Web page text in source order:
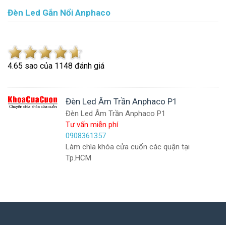
Đèn Led Gắn Nổi Anphaco
4.65 sao của 1148 đánh giá
Đèn Led Âm Trần Anphaco P1
Đèn Led Âm Trần Anphaco P1
Tư vấn miễn phí
0908361357
Làm chìa khóa cửa cuốn các quận tại
Tp.HCM